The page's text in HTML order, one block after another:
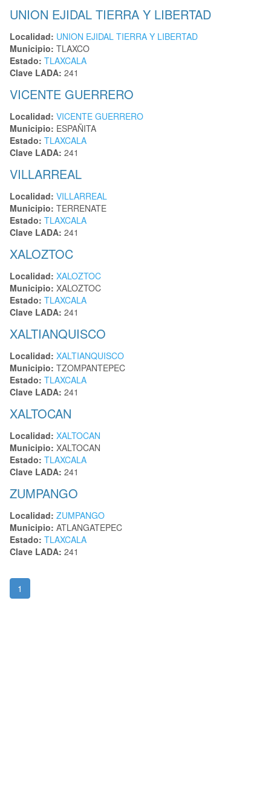
UNION EJIDAL TIERRA Y LIBERTAD
Localidad: UNION EJIDAL TIERRA Y LIBERTAD
Municipio: TLAXCO
Estado: TLAXCALA
Clave LADA: 241
VICENTE GUERRERO
Localidad: VICENTE GUERRERO
Municipio: ESPAÑITA
Estado: TLAXCALA
Clave LADA: 241
VILLARREAL
Localidad: VILLARREAL
Municipio: TERRENATE
Estado: TLAXCALA
Clave LADA: 241
XALOZTOC
Localidad: XALOZTOC
Municipio: XALOZTOC
Estado: TLAXCALA
Clave LADA: 241
XALTIANQUISCO
Localidad: XALTIANQUISCO
Municipio: TZOMPANTEPEC
Estado: TLAXCALA
Clave LADA: 241
XALTOCAN
Localidad: XALTOCAN
Municipio: XALTOCAN
Estado: TLAXCALA
Clave LADA: 241
ZUMPANGO
Localidad: ZUMPANGO
Municipio: ATLANGATEPEC
Estado: TLAXCALA
Clave LADA: 241
1